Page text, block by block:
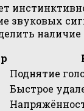
звуковых
Поднятие
Быстрое